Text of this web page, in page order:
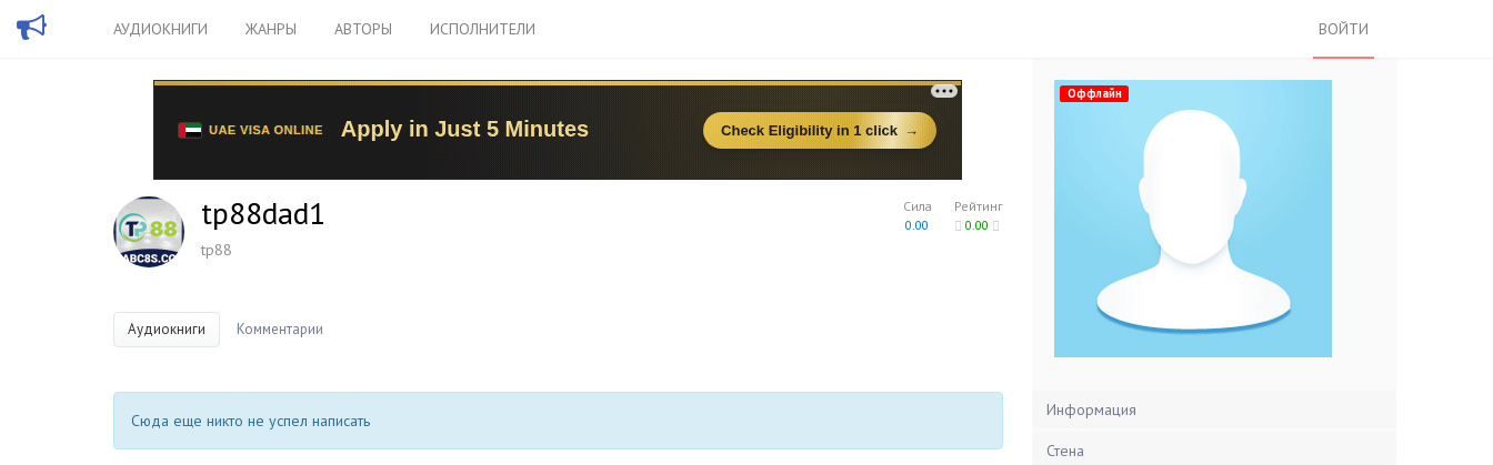
АУДИОКНИГИ ЖАНРЫ АВТОРЫ ИСПОЛНИТЕЛИ ВОЙТИ
Рейтинг
0.00
Сила
0.00
tp88dad1
tp88
Аудиокниги Комментарии
Сюда еще никто не успел написать
Оффлайн
Информация
Стена